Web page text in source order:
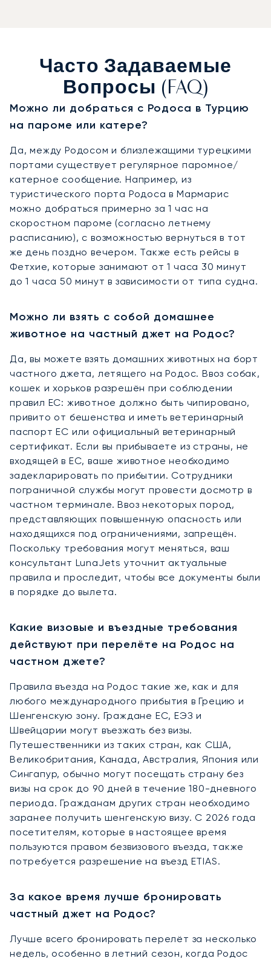
Часто Задаваемые
Вопросы (FAQ)
Можно ли добраться с Родоса в Турцию
на пароме или катере?
Да, между Родосом и близлежащими турецкими
портами существует регулярное паромное/
катерное сообщение. Например, из
туристического порта Родоса в Мармарис
можно добраться примерно за 1 час на
скоростном пароме (согласно летнему
расписанию), с возможностью вернуться в тот
же день поздно вечером. Также есть рейсы в
Фетхие, которые занимают от 1 часа 30 минут
до 1 часа 50 минут в зависимости от типа судна.
Можно ли взять с собой домашнее
животное на частный джет на Родос?
Да, вы можете взять домашних животных на борт
частного джета, летящего на Родос. Ввоз собак,
кошек и хорьков разрешён при соблюдении
правил ЕС: животное должно быть чипировано,
привито от бешенства и иметь ветеринарный
паспорт ЕС или официальный ветеринарный
сертификат. Если вы прибываете из страны, не
входящей в ЕС, ваше животное необходимо
задекларировать по прибытии. Сотрудники
пограничной службы могут провести досмотр в
частном терминале. Ввоз некоторых пород,
представляющих повышенную опасность или
находящихся под ограничениями, запрещён.
Поскольку требования могут меняться, ваш
консультант LunaJets уточнит актуальные
правила и проследит, чтобы все документы были
в порядке до вылета.
Какие визовые и въездные требования
действуют при перелёте на Родос на
частном джете?
Правила въезда на Родос такие же, как и для
любого международного прибытия в Грецию и
Шенгенскую зону. Граждане ЕС, ЕЭЗ и
Швейцарии могут въезжать без визы.
Путешественники из таких стран, как США,
Великобритания, Канада, Австралия, Япония или
Сингапур, обычно могут посещать страну без
визы на срок до 90 дней в течение 180-дневного
периода. Гражданам других стран необходимо
заранее получить шенгенскую визу. С 2026 года
посетителям, которые в настоящее время
пользуются правом безвизового въезда, также
потребуется разрешение на въезд ETIAS.
За какое время лучше бронировать
частный джет на Родос?
Лучше всего бронировать перелёт за несколько
недель, особенно в летний сезон, когда Родос